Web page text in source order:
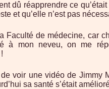
dû réapprendre ce
et qu’elle n’est pas
Faculté de médecine, car
à mon neveu, on me
de voir une vidéo de Jimmy
sa santé s’était